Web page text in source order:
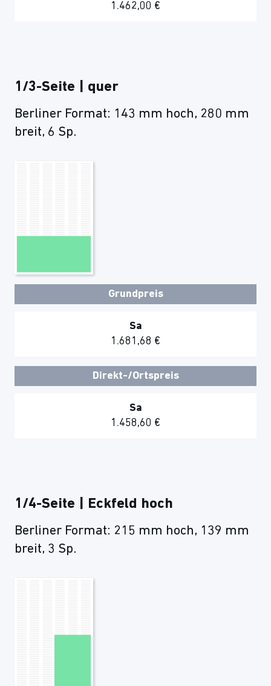
1.462,00 €
1/3-Seite | quer
Berliner Format: 143 mm hoch, 280 mm
breit, 6 Sp.
Grundpreis
Sa
1.681,68 €
Direkt-/Ortspreis
Sa
1.458,60 €
1/4-Seite | Eckfeld hoch
Berliner Format: 215 mm hoch, 139 mm
breit, 3 Sp.